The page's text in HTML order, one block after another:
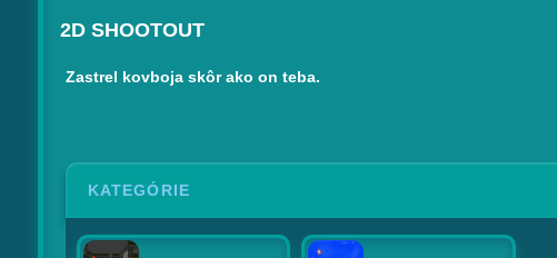
2D SHOOTOUT
Zastrel kovboja skôr ako on teba.
KATEGÓRIE